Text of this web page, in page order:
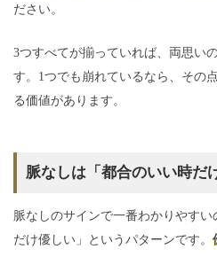
ださい。
3つすべてが揃っていれば、両思い
す。1つでも崩れているなら、その
る価値があります。
脈なしは「都合のいい時だ
脈なしのサインで一番わかりやす
だけ優しい」というパターンです。